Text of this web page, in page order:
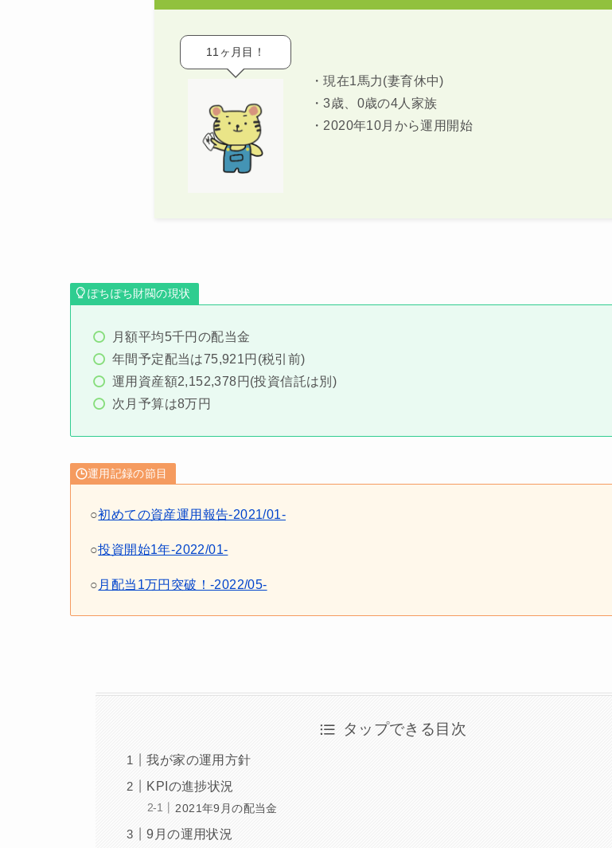
・現在1馬力(妻育休中)
・3歳、0歳の4人家族
・2020年10月から運用開始
11ヶ月目！
ぽちぽち財閥の現状
月額平均5千円の配当金
年間予定配当は75,921円(税引前)
運用資産額2,152,378円(投資信託は別)
次月予算は8万円
運用記録の節目
○初めての資産運用報告-2021/01-
○投資開始1年-2022/01-
○ 月配当1万円突破！-2022/05-
タップできる目次
我が家の運用方針
KPIの進捗状況
2021年9月の配当金
9月の運用状況